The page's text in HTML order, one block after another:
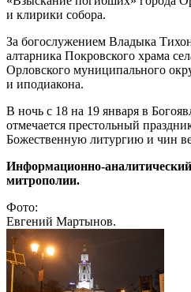
и клирики собора.
За богослужением Владыка
алтарника Покровского храма
Орловского муниципального
и иподиакона.
В ночь с 18 на 19 января в
отмечается престольный
Божественную литургию и чин
Информационно-
митрополии.
Фото:
Евгений Мартынов.